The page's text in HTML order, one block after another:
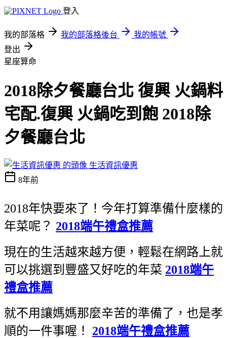
登入
我的部落格 我的部落格後台
我的帳號
登出
星座算命
2018除夕餐廳台北 復興 火鍋料
宅配.復興 火鍋吃到飽 2018除
夕餐廳台北
生活資訊優惠
8年前
2018年快要來了！今年打算準備什麼樣的
年菜呢？ 2018端午禮盒推薦
現在的生活越來越方便，輕鬆在網路上就
可以挑選到豐盛又好吃的年菜 2018端午
禮盒推薦
就不用讓媽媽那麼辛苦的準備了，也是孝
順的一件事喔！
2018端午禮盒推薦